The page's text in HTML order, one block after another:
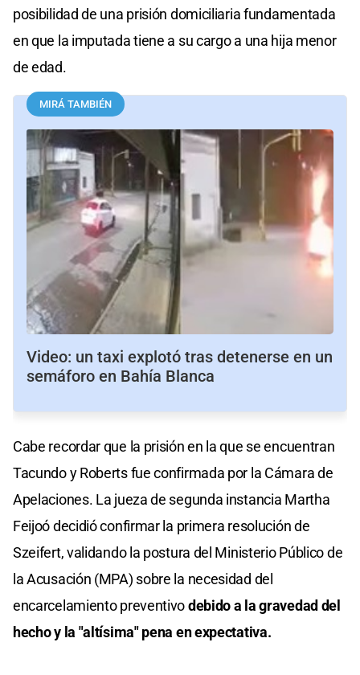
posibilidad de una prisión domiciliaria fundamentada
en que la imputada tiene a su cargo a una hija menor
de edad.
MIRÁ TAMBIÉN
Video: un taxi explotó tras detenerse en un
semáforo en Bahía Blanca
Cabe recordar que la prisión en la que se encuentran
Tacundo y Roberts fue confirmada por la Cámara de
Apelaciones. La jueza de segunda instancia Martha
Feijoó decidió confirmar la primera resolución de
Szeifert, validando la postura del Ministerio Público de
la Acusación (MPA) sobre la necesidad del
encarcelamiento preventivodebido a la gravedad del
hecho y la "altísima" pena en expectativa.